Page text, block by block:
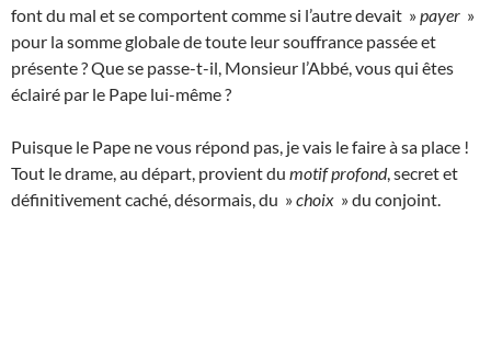
font du mal et se comportent comme si l’autre devait »payer »
pour la somme globale de toute leur souffrance passée et
présente ? Que se passe-t-il, Monsieur l’Abbé, vous qui êtes
éclairé par le Pape lui-même ?
Puisque le Pape ne vous répond pas, je vais le faire à sa place !
Tout le drame, au départ, provient du motif profond, secret et
définitivement caché, désormais, du »choix » du conjoint.